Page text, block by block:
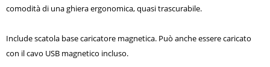
comodità di una ghiera ergonomica, quasi trascurabile.
Include scatola base caricatore magnetica. Può anche essere caricato
con il cavo USB magnetico incluso.